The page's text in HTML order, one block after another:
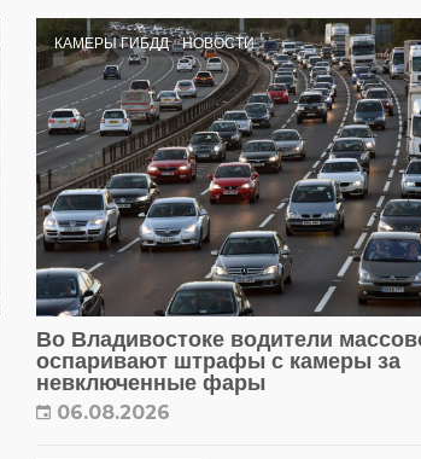
КАМЕРЫ ГИБДД НОВОСТИ
Во Владивостоке водители
оспаривают штрафы с камеры за
невключенные фары
06.08.2026